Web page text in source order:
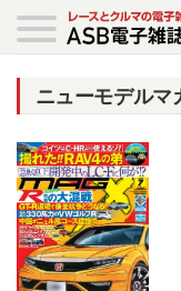
ニューモデルマ